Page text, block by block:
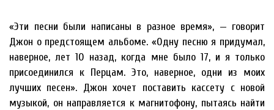
«Эти песни были написаны в разное время», — говорит
Джон о предстоящем альбоме. «Одну песню я придумал,
наверное, лет 10 назад, когда мне было 17, и я только
присоединился к Перцам. Это, наверное, одни из моих
лучших песен». Джон хочет поставить кассету с новой
музыкой, он направляется к магнитофону, пытаясь найти